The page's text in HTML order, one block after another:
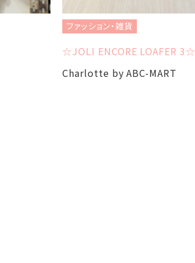
ファッション・雑貨
☆JOLI ENCORE LOAFER 3☆
Charlotte by ABC-MART